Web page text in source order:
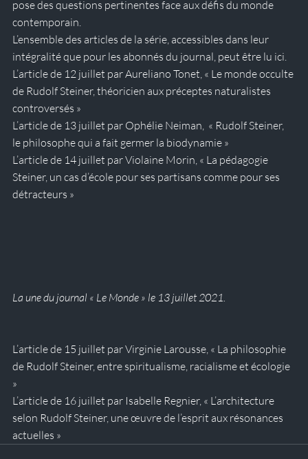
pose des questions pertinentes face aux défis du monde
contemporain.
L’ensemble des articles de la série, accessibles dans leur
intégralité que pour les abonnés du journal, peut être lu ici
L’article de 12 juillet par Aureliano Tonet, « Le monde occulte
de Rudolf Steiner, théoricien aux préceptes naturalistes
controversés »
L’article de 13 juillet par Ophélie Neiman,  « Rudolf Steiner,
le philosophe qui a fait germer la biodynamie »
L’article de 14 juillet par Violaine Morin, « La pédagogie
Steiner, un cas d’école pour ses partisans comme pour ses
détracteurs »
La une du journal « Le Monde » le 13 juillet 2021.
L’article de 15 juillet par Virginie Larousse, « La philosophie
de Rudolf Steiner, entre spiritualisme, racialisme et écologie
»
L’article de 16 juillet par Isabelle Regnier, « L’architecture
selon Rudolf Steiner, une œuvre de l’esprit aux résonances
actuelles »